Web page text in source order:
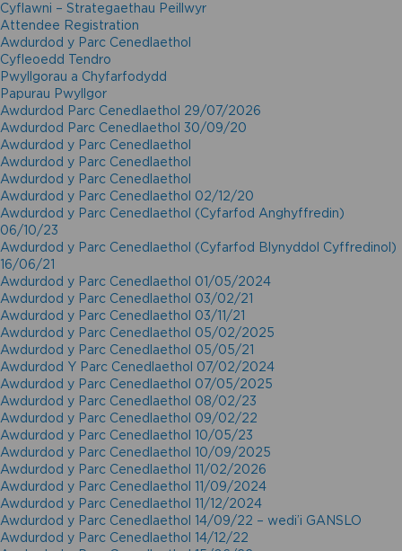
Cyflawni – Strategaethau Peillwyr
Attendee Registration
Awdurdod y Parc Cenedlaethol
Cyfleoedd Tendro
Pwyllgorau a Chyfarfodydd
Papurau Pwyllgor
Awdurdod Parc Cenedlaethol 29/07/2026
Awdurdod Parc Cenedlaethol 30/09/20
Awdurdod y Parc Cenedlaethol
Awdurdod y Parc Cenedlaethol
Awdurdod y Parc Cenedlaethol
Awdurdod y Parc Cenedlaethol 02/12/20
Awdurdod y Parc Cenedlaethol (Cyfarfod Anghyffredin)
06/10/23
Awdurdod y Parc Cenedlaethol (Cyfarfod Blynyddol Cyffredinol)
16/06/21
Awdurdod y Parc Cenedlaethol 01/05/2024
Awdurdod y Parc Cenedlaethol 03/02/21
Awdurdod y Parc Cenedlaethol 03/11/21
Awdurdod y Parc Cenedlaethol 05/02/2025
Awdurdod y Parc Cenedlaethol 05/05/21
Awdurdod Y Parc Cenedlaethol 07/02/2024
Awdurdod y Parc Cenedlaethol 07/05/2025
Awdurdod y Parc Cenedlaethol 08/02/23
Awdurdod y Parc Cenedlaethol 09/02/22
Awdurdod y Parc Cenedlaethol 10/05/23
Awdurdod y Parc Cenedlaethol 10/09/2025
Awdurdod y Parc Cenedlaethol 11/02/2026
Awdurdod y Parc Cenedlaethol 11/09/2024
Awdurdod y Parc Cenedlaethol 11/12/2024
Awdurdod y Parc Cenedlaethol 14/09/22 – wedi’i GANSLO
Awdurdod y Parc Cenedlaethol 14/12/22